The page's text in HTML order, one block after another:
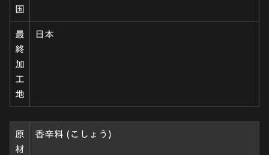
国
最
終
加
工
地
日本
原
材
香辛料 (こしょう)